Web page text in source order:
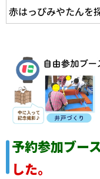
赤はっぴみやたんを
予約参加ブー
した。